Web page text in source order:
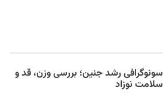
سونوگرافی رشد جنین؛ بررسی وزن، قد و
سلامت نوزاد